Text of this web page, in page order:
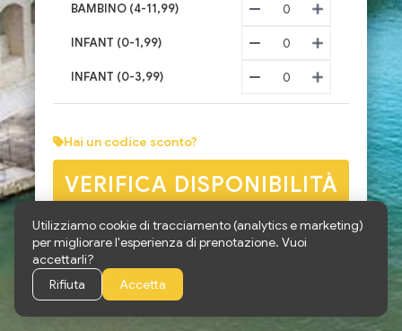
BAMBINO (4-11,99) 0
INFANT (0-1,99) 0
INFANT (0-3,99) 0
Hai un codice sconto?
VERIFICA DISPONIBILITÀ
Utilizziamo cookie di tracciamento (analytics e marketing)
per migliorare l'esperienza di prenotazione. Vuoi
accettarli?
Rifiuta
Accetta